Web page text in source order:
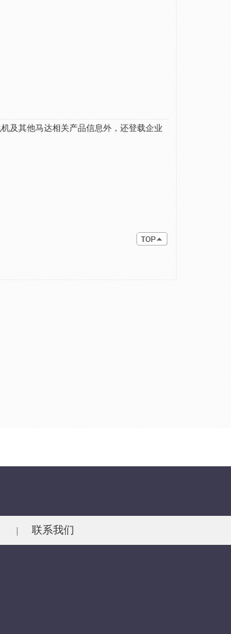
及其他马达相关产品信息外，还登载企业
联系我们